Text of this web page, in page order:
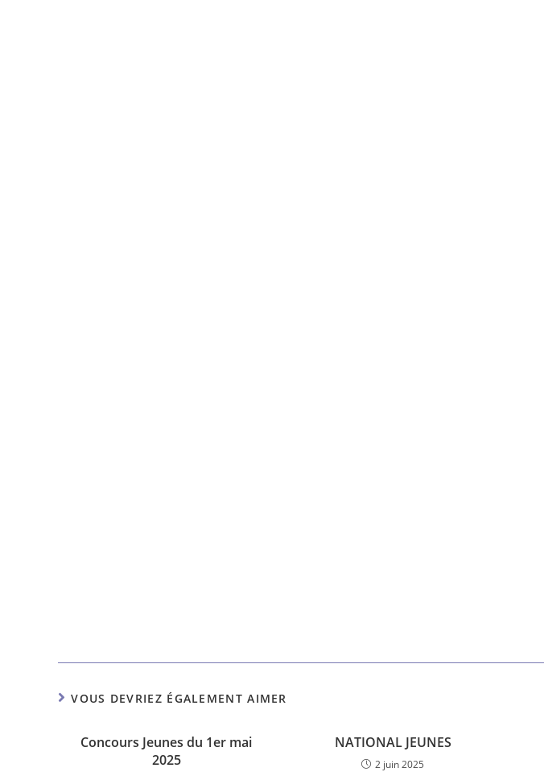
VOUS DEVRIEZ ÉGALEMENT AIMER
Concours Jeunes du 1er mai
2025
NATIONAL JEUNES
2 juin 2025